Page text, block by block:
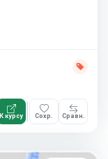
К курсу Сохр. Сравн.